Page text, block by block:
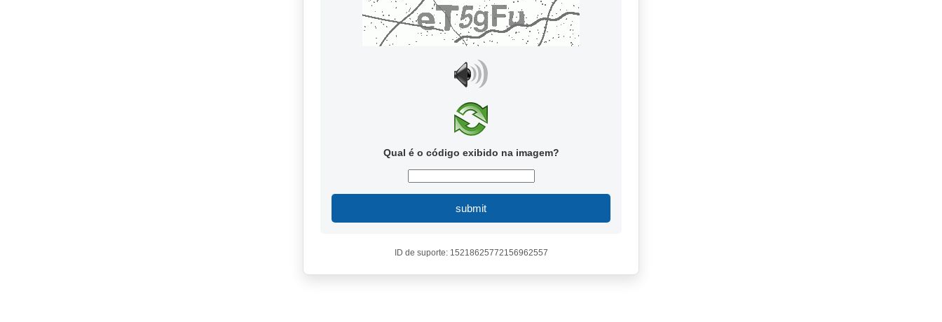
Qual é o código exibido na imagem?
submit
ID de suporte: 15218625772156962557